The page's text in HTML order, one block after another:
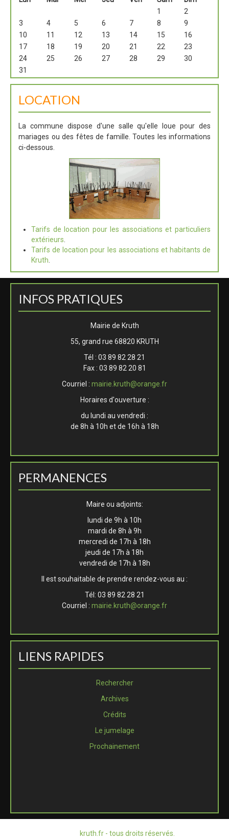
1
2
3
4 5 6 7 8
9
10
11 12 13 14 15
16
17
18 19 20 21 22
23
24
25 26 27 28 29
30
31
LOCATION
La commune dispose d'une salle qu'elle loue pour des
mariages ou des fêtes de famille. Toutes les informations
ci-dessous.
Tarifs de location pour les associations et particuliers
extérieurs
Tarifs de location pour les associations et habitants de
Kruth
INFOS PRATIQUES
Mairie de Kruth
55, grand rue 68820 KRUTH
Tél : 03 89 82 28 21
Fax : 03 89 82 20 81
Courriel : mairie.kruth@orange.fr
Horaires d'ouverture :
du lundi au vendredi :
de 8h à 10h et de 16h à 18h
PERMANENCES
Maire ou adjoints:
lundi de 9h à 10h
mardi de 8h à 9h
mercredi de 17h à 18h
jeudi de 17h à 18h
vendredi de 17h à 18h
Il est souhaitable de prendre rendez-vous au :
Tél: 03 89 82 28 21
Courriel : mairie.kruth@orange.fr
LIENS RAPIDES
Rechercher
Archives
Crédits
Le jumelage
Prochainement
kruth.fr - tous droits réservés.